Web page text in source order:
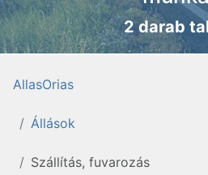
2 darab
AllasOrias
Állások
Szállítás, fuvarozás